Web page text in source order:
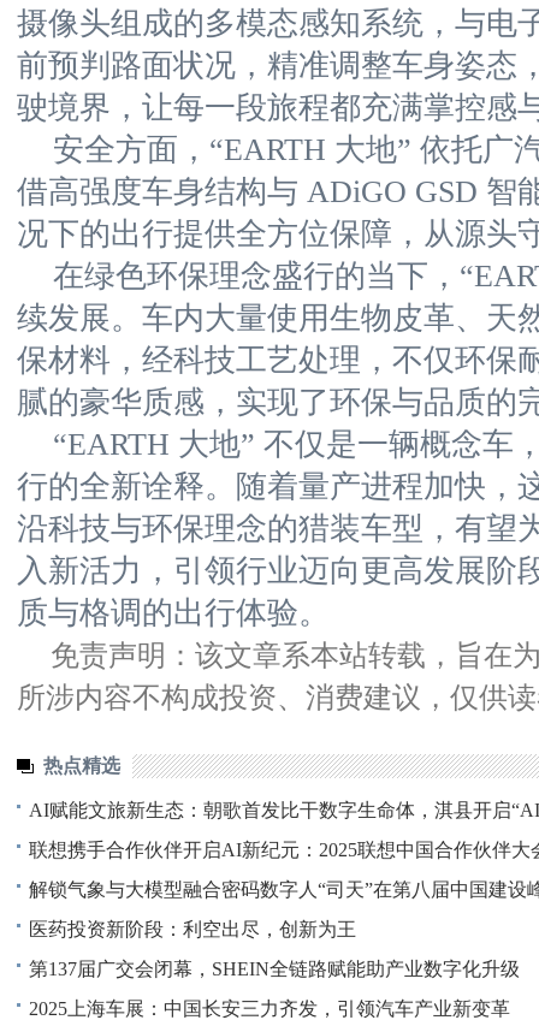
摄像头组成的多模态感知系统，与电
前预判路面状况，精准调整车身姿态
驶境界，让每一段旅程都充满掌控感
安全方面，“EARTH 大地” 依托广
借高强度车身结构与 ADiGO GSD 智
况下的出行提供全方位保障，从源头
在绿色环保理念盛行的当下，
续发展。车内大量使用生物皮革、天
保材料，经科技工艺处理，不仅环保
腻的豪华质感，实现了环保与品质的
“EARTH 大地” 不仅是一辆概念车
行的全新诠释。随着量产进程加快，
沿科技与环保理念的猎装车型，有望
入新活力，引领行业迈向更高发展阶
质与格调的出行体验。
免责声明：该文章系本站转载，旨在
所涉内容不构成投资、消费建议，仅供
热点精选
AI赋能文旅新生态：朝歌首发比干数字生命体，淇县开启
联想携手合作伙伴开启AI新纪元：2025联想中国合作伙伴大
解锁气象与大模型融合密码数字人“司天”在第八届中国建设
医药投资新阶段：利空出尽，创新为王
第137届广交会闭幕，SHEIN全链路赋能助产业数字化升级
2025上海车展：中国长安三力齐发，引领汽车产业新变革